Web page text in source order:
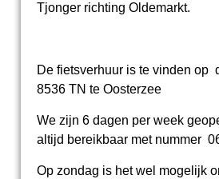
Tjonger richting Oldemarkt.
De fietsverhuur is te vinden op
8536 TN te Oosterzee
We zijn 6 dagen per week
altijd bereikbaar met nummer
Op zondag is het wel mogelijk